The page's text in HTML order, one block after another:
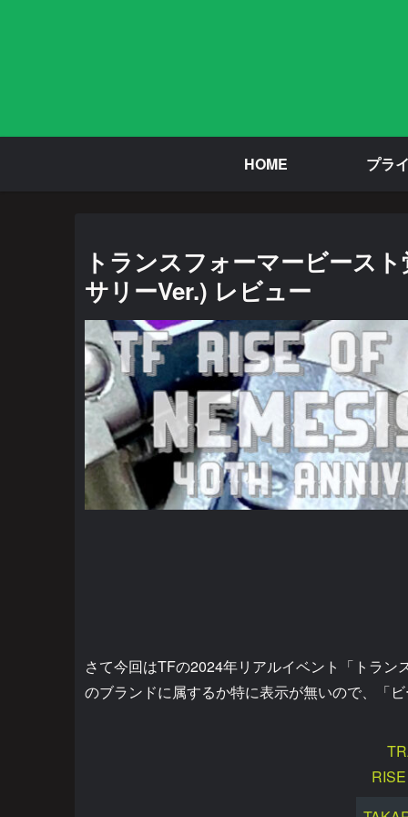
HOME プラ
トランスフォーマービース
サリーVer.) レビュー
さて今回はTFの2024年リアルイベント「トラ
のブランドに属するか特に表示が無いので、「